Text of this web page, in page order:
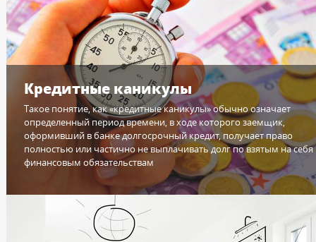
Кредитные каникулы
Такое понятие, как «кредитные каникулы» обычно означает
определенный период времени, в ходе которого заемщик,
оформивший в банке долгосрочный кредит, получает право
полностью или частично не выплачивать долг по взятым на себя
финансовым обязательствам